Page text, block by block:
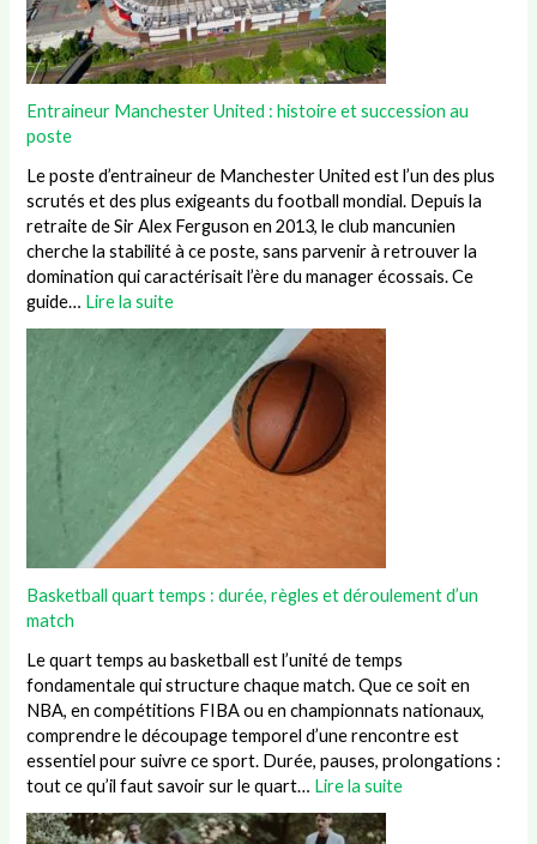
Entraineur Manchester United : histoire et succession au
poste
Le poste d’entraineur de Manchester United est l’un des plus
scrutés et des plus exigeants du football mondial. Depuis la
retraite de Sir Alex Ferguson en 2013, le club mancunien
cherche la stabilité à ce poste, sans parvenir à retrouver la
domination qui caractérisait l’ère du manager écossais. Ce
guide… Lire la suite
Basketball quart temps : durée, règles et déroulement d’un
match
Le quart temps au basketball est l’unité de temps
fondamentale qui structure chaque match. Que ce soit en
NBA, en compétitions FIBA ou en championnats nationaux,
comprendre le découpage temporel d’une rencontre est
essentiel pour suivre ce sport. Durée, pauses, prolongations :
tout ce qu’il faut savoir sur le quart… Lire la suite